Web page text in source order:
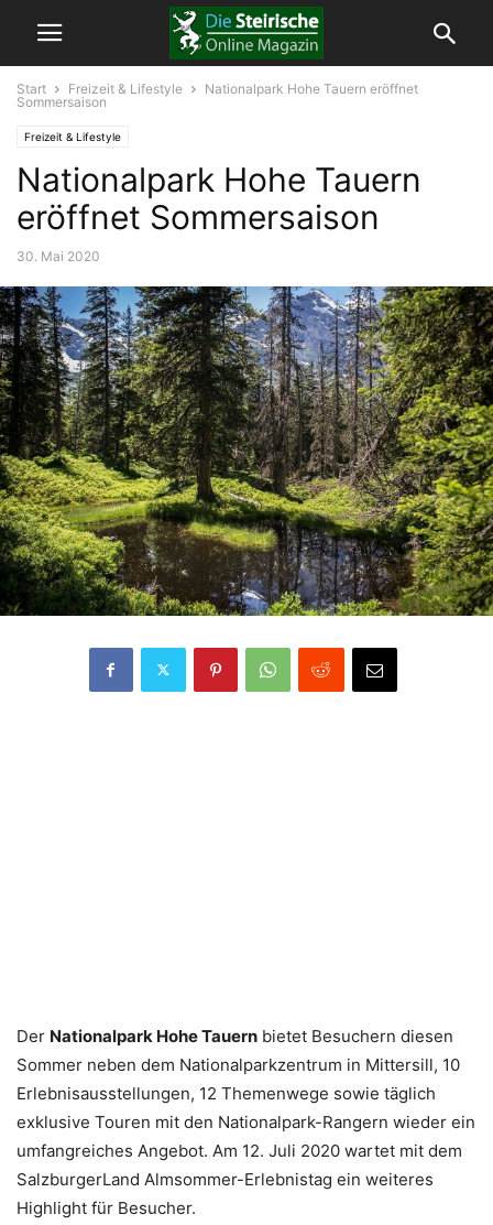
Start Freizeit & Lifestyle
Nationalpark Hohe Tauern eröffnet
Sommersaison
Freizeit & Lifestyle
Nationalpark Hohe Tauern
eröffnet Sommersaison
30. Mai 2020
Der Nationalpark Hohe Tauern bietet Besuchern diesen
Sommer neben dem Nationalparkzentrum in Mittersill, 10
Erlebnisausstellungen, 12 Themenwege sowie täglich
exklusive Touren mit den Nationalpark-Rangern wieder ein
umfangreiches Angebot. Am 12. Juli 2020 wartet mit dem
SalzburgerLand Almsommer-Erlebnistag ein weiteres
Highlight für Besucher.